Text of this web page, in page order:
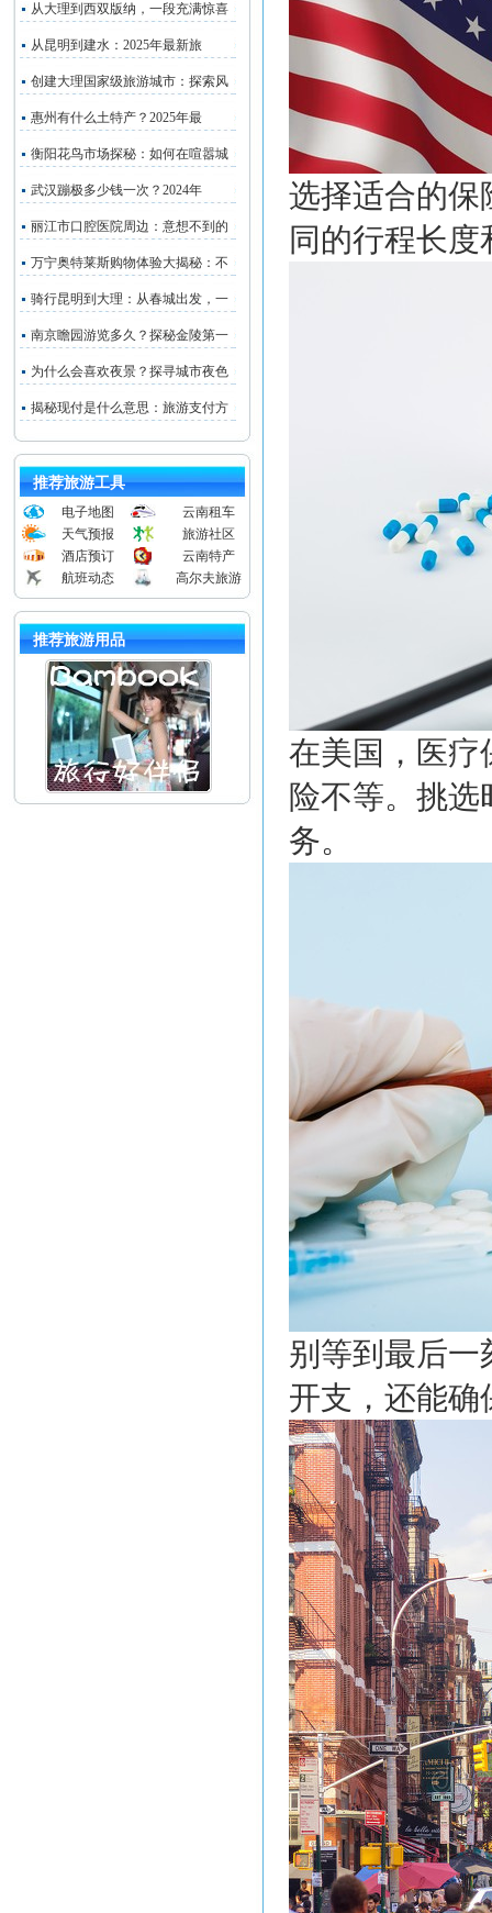
从大理到西双版纳，一段充满惊喜
从昆明到建水：2025年最新旅
创建大理国家级旅游城市：探索风
惠州有什么土特产？2025年最
衡阳花鸟市场探秘：如何在喧嚣城
武汉蹦极多少钱一次？2024年
丽江市口腔医院周边：意想不到的
万宁奥特莱斯购物体验大揭秘：不
骑行昆明到大理：从春城出发，一
南京瞻园游览多久？探秘金陵第一
为什么会喜欢夜景？探寻城市夜色
揭秘现付是什么意思：旅游支付方
推荐旅游工具
电子地图
云南租车
天气预报
旅游社区
酒店预订
云南特产
航班动态
高尔夫旅游
推荐旅游用品
选择适合的保
同的行程长
在美国，医疗
险不等。挑
务。
别等到最后一
开支，还能确